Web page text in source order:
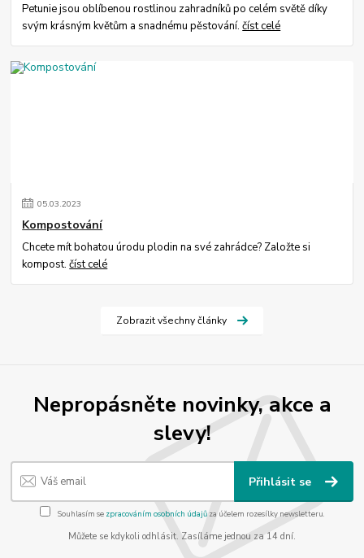
Petunie jsou oblíbenou rostlinou zahradníků po celém světě díky
svým krásným květům a snadnému pěstování.číst celé
05.03.2023
Kompostování
Chcete mít bohatou úrodu plodin na své zahrádce? Založte si
kompost.číst celé
Zobrazit všechny články
Nepropásněte novinky, akce a
slevy!
Přihlásit se
Souhlasím se zpracováním osobních údajůza účelem rozesílky newsletteru.
Můžete se kdykoli odhlásit. Zasíláme jednou za 14 dní.